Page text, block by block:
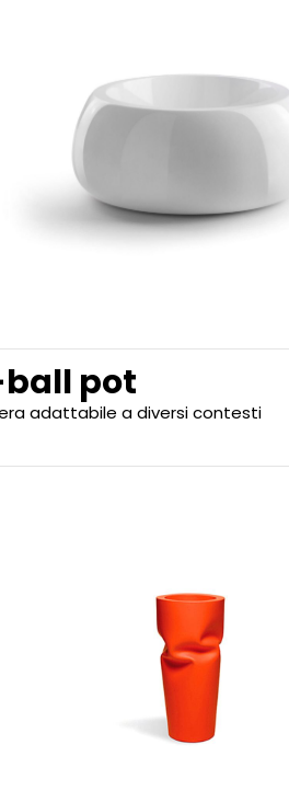
pot
adattabile a diversi contesti